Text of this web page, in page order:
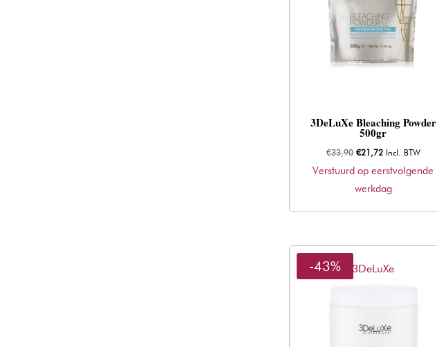
3DeLuXe Bleaching Powder
500gr
€33,90 Oorspronkelijke
prijs
was:
€21,72Huidige
prijs
is:
Incl. BTW
Verstuurd op eerstvolgende
werkdag
3DeLuXe
-43%